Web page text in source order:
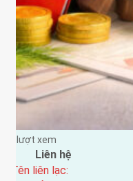
lượt xem
Liên hệ
Tên liên lạc: